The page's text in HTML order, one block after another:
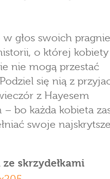
w głos swoich
o której
nie mogą przestać
się nią z
z Hayesem
bo każda kobieta
swoje
skrzydełkami